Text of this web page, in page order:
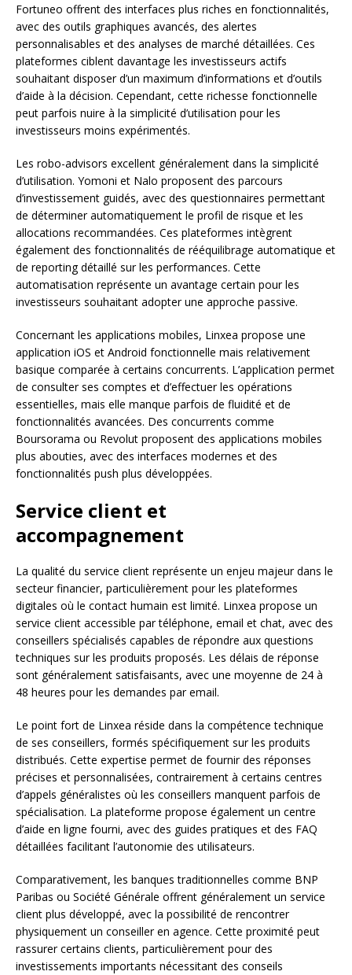
Fortuneo offrent des interfaces plus riches en fonctionnalités,
avec des outils graphiques avancés, des alertes
personnalisables et des analyses de marché détaillées. Ces
plateformes ciblent davantage les investisseurs actifs
souhaitant disposer d’un maximum d’informations et d’outils
d’aide à la décision. Cependant, cette richesse fonctionnelle
peut parfois nuire à la simplicité d’utilisation pour les
investisseurs moins expérimentés.
Les robo-advisors excellent généralement dans la simplicité
d’utilisation. Yomoni et Nalo proposent des parcours
d’investissement guidés, avec des questionnaires permettant
de déterminer automatiquement le profil de risque et les
allocations recommandées. Ces plateformes intègrent
également des fonctionnalités de rééquilibrage automatique et
de reporting détaillé sur les performances. Cette
automatisation représente un avantage certain pour les
investisseurs souhaitant adopter une approche passive.
Concernant les applications mobiles, Linxea propose une
application iOS et Android fonctionnelle mais relativement
basique comparée à certains concurrents. L’application permet
de consulter ses comptes et d’effectuer les opérations
essentielles, mais elle manque parfois de fluidité et de
fonctionnalités avancées. Des concurrents comme
Boursorama ou Revolut proposent des applications mobiles
plus abouties, avec des interfaces modernes et des
fonctionnalités push plus développées.
Service client et
accompagnement
La qualité du service client représente un enjeu majeur dans le
secteur financier, particulièrement pour les plateformes
digitales où le contact humain est limité. Linxea propose un
service client accessible par téléphone, email et chat, avec des
conseillers spécialisés capables de répondre aux questions
techniques sur les produits proposés. Les délais de réponse
sont généralement satisfaisants, avec une moyenne de 24 à
48 heures pour les demandes par email.
Le point fort de Linxea réside dans la compétence technique
de ses conseillers, formés spécifiquement sur les produits
distribués. Cette expertise permet de fournir des réponses
précises et personnalisées, contrairement à certains centres
d’appels généralistes où les conseillers manquent parfois de
spécialisation. La plateforme propose également un centre
d’aide en ligne fourni, avec des guides pratiques et des FAQ
détaillées facilitant l’autonomie des utilisateurs.
Comparativement, les banques traditionnelles comme BNP
Paribas ou Société Générale offrent généralement un service
client plus développé, avec la possibilité de rencontrer
physiquement un conseiller en agence. Cette proximité peut
rassurer certains clients, particulièrement pour des
investissements importants nécessitant des conseils